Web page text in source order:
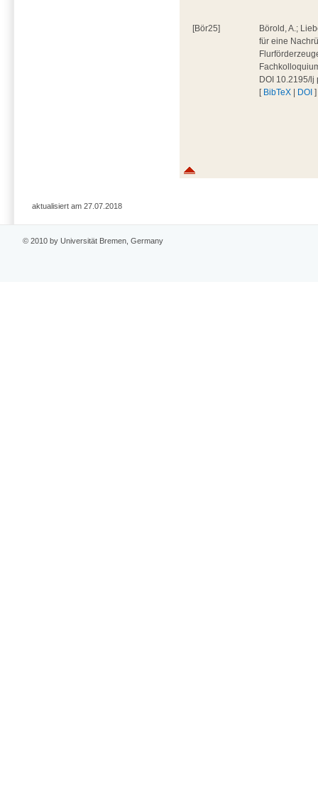
[Bör25]
Börold, A.;
für eine
DOI 10.2195/
[ BibTeX | DOI ]
aktualisiert am 27.07.2018
© 2010 by Universität Bremen, Germany